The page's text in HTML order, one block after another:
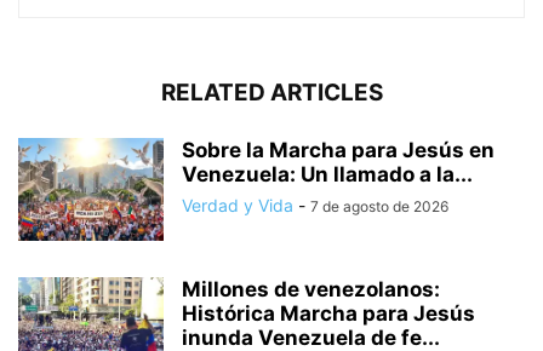
RELATED ARTICLES
Sobre la Marcha para Jesús en
Venezuela: Un llamado a la...
Verdad y Vida - 7 de agosto de 2026
Millones de venezolanos:
Histórica Marcha para Jesús
inunda Venezuela de fe...